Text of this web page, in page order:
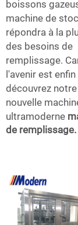
boissons
machine de
répondra à la
des besoins de
remplissage.
l'avenir est enfin
découvrez notre
nouvelle
ultramoderne
de remplissage.